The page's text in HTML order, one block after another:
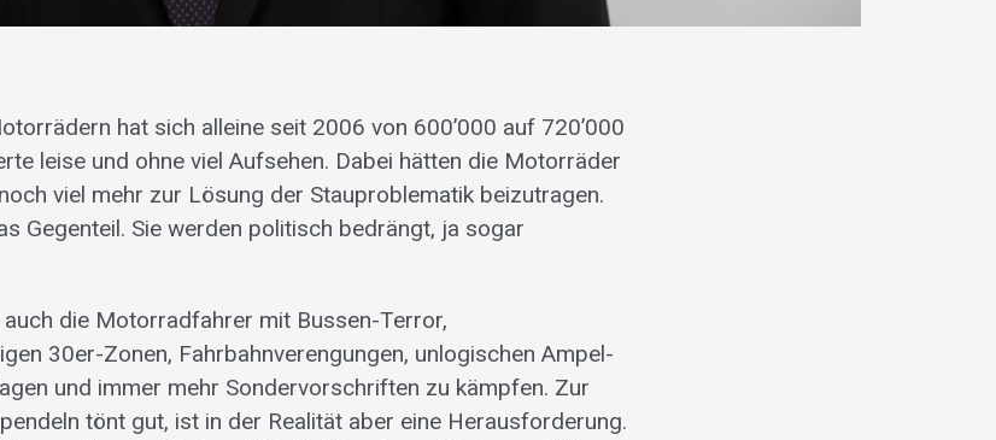
hat sich alleine seit 2006 von 600’000 auf 720’000
leise und ohne viel Aufsehen. Dabei hätten die Motorräder
viel mehr zur Lösung der Stauproblematik beizutragen.
Gegenteil. Sie werden politisch bedrängt, ja sogar
die Motorradfahrer mit Bussen-Terror,
30er-Zonen, Fahrbahnverengungen, unlogischen Ampel-
und immer mehr Sondervorschriften zu kämpfen. Zur
tönt gut, ist in der Realität aber eine Herausforderung.